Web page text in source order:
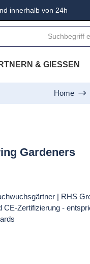
innerhalb von 24h
& GIESSEN
Home
Gardeners